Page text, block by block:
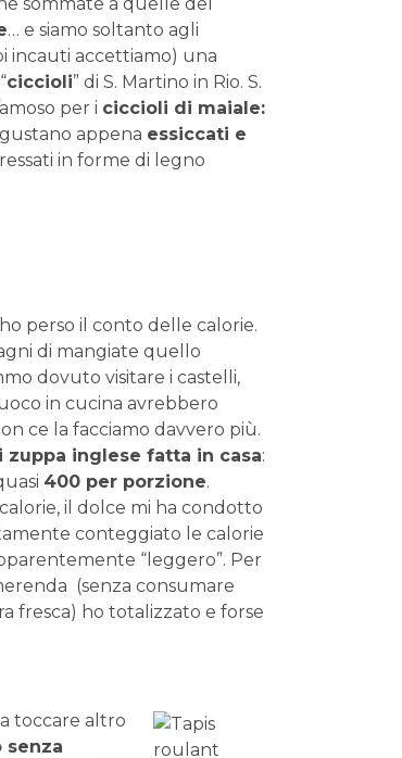
… e siamo soltanto agli
incauti accettiamo) una
ciccioli” di S. Martino in Rio. S.
per i ciccioli di maiale:
appena essiccati e
in forme di legno
perso il conto delle calorie.
di mangiate quello
dovuto visitare i castelli,
in cucina avrebbero
ce la facciamo davvero più.
inglese fatta in casa:
400 per porzione.
il dolce mi ha condotto
conteggiato le calorie
“leggero”. Per
(senza consumare
fresca) ho totalizzato e forse
toccare altro
senza